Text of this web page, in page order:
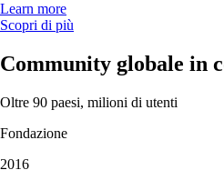
Learn more
Scopri di più
Community globale in
Oltre 90 paesi, milioni di utenti
Fondazione
2016